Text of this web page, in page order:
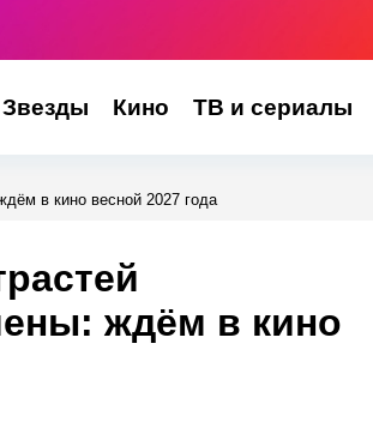
Звезды Кино ТВ и сериалы
в кино весной 2027 года
ждём в кино